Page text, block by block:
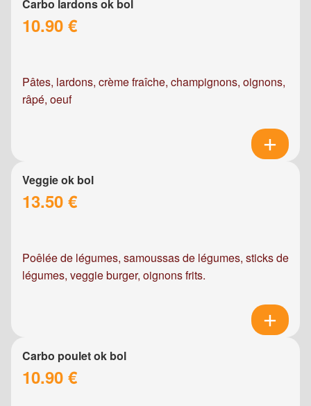
Carbo lardons ok bol
10.90 €
Pâtes, lardons, crème fraîche, champignons, oignons,
râpé, oeuf
Veggie ok bol
13.50 €
Poêlée de légumes, samoussas de légumes, sticks de
légumes, veggie burger, oignons frits.
Carbo poulet ok bol
10.90 €